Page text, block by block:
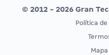
CONCURSOS POR PROFISSÃO
© 2012 - 2026 Gran
Política